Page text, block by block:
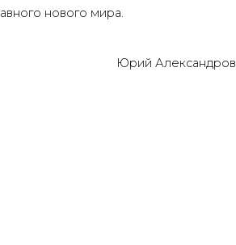
нового мира.
Юрий Александров